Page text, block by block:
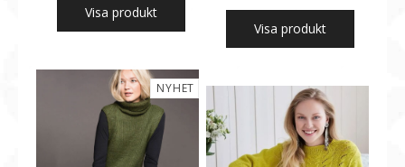
Visa produkt
Visa produkt
NYHET